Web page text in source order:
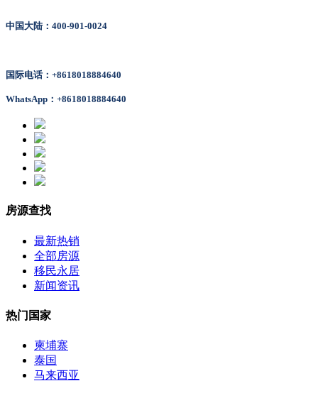
中国大陆：400-901-0024
国际电话：+8618018884640
WhatsApp：+8618018884640
房源查找
最新热销
全部房源
移民永居
新闻资讯
热门国家
柬埔寨
泰国
马来西亚